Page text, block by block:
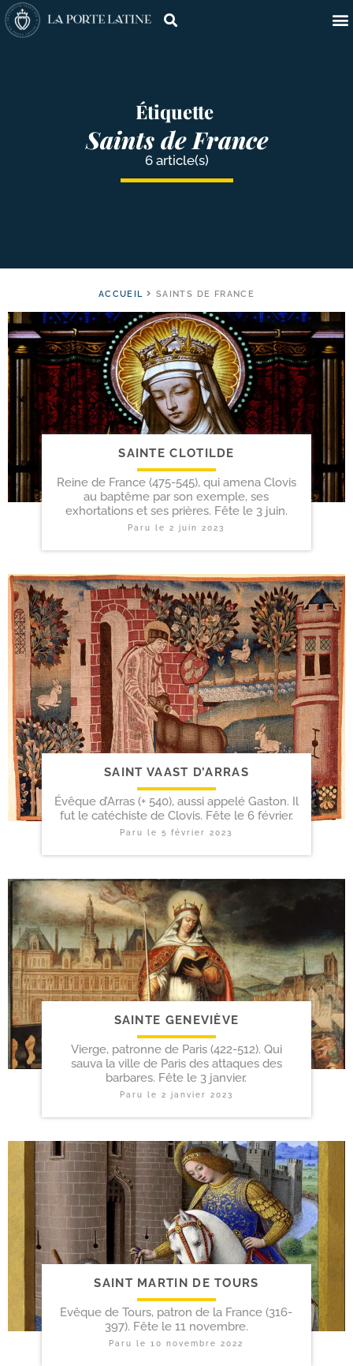
Étiquette
Saints de France
6 article(s)
ACCUEIL SAINTS DE FRANCE
SAINTE CLOTILDE
Reine de France (475-545), qui amena Clovis
au baptême par son exemple, ses
exhortations et ses prières. Fête le 3 juin.
Paru le2 juin 2023
SAINT VAAST D’ARRAS
Évêque d’Arras (+ 540), aussi appelé Gaston. Il
fut le catéchiste de Clovis. Fête le 6 février.
Paru le5 février 2023
SAINTE GENEVIÈVE
Vierge, patronne de Paris (422-512). Qui
sauva la ville de Paris des attaques des
barbares. Fête le 3 janvier.
Paru le 2 janvier 2023
SAINT MARTIN DE TOURS
Evêque de Tours, patron de la France (316-
397). Fête le 11 novembre.
Paru le10 novembre 2022